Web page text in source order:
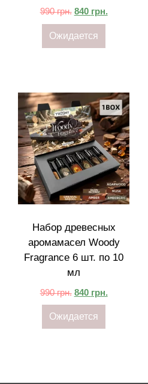
990грн. 840 грн.
Ожидается
Набор древесных
аромамасел Woody
Fragrance 6 шт. по 10
мл
990грн. 840 грн.
Ожидается